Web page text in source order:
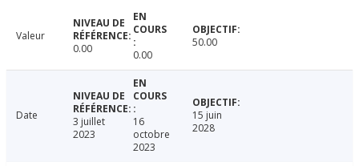
Valeur
0.00
0.00
50.00
Date
3 juillet
2023
16
octobre
2023
15 juin
2028